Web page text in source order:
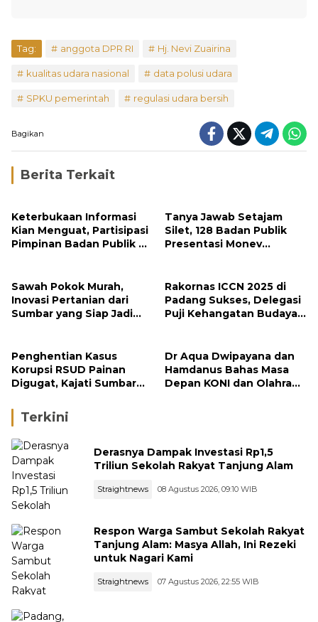
Tag: anggota DPR RI Hj. Nevi Zuairina
kualitas udara nasional data polusi udara
SPKU pemerintah regulasi udara bersih
Bagikan
Berita Terkait
Keterbukaan Informasi
Kian Menguat, Partisipasi
Pimpinan Badan Publik di
Tanya Jawab Setajam
Silet, 128 Badan Publik
Presentasi Monev
Sawah Pokok Murah,
Inovasi Pertanian dari
Sumbar yang Siap Jadi
Rakornas ICCN 2025 di
Padang Sukses, Delegasi
Puji Kehangatan Budaya
Penghentian Kasus
Korupsi RSUD Painan
Digugat, Kajati Sumbar
Praperadilan
Dr Aqua Dwipayana dan
Hamdanus Bahas Masa
Depan KONI dan Olahraga
Terkini
Derasnya Dampak Investasi Rp1,5
Triliun Sekolah Rakyat Tanjung Alam
Straightnews 08 Agustus 2026, 09:10 WIB
Respon Warga Sambut Sekolah Rakyat
Tanjung Alam: Masya Allah, Ini Rezeki
untuk Nagari Kami
Straightnews 07 Agustus 2026, 22:55 WIB